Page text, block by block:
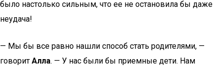
было настолько сильным, что ее не остановила бы даже
неудача!
— Мы бы все равно нашли способ стать родителями, —
говорит Алла. — У нас были бы приемные дети. Нам